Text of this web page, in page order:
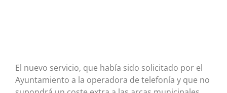
El nuevo servicio, que había sido solicitado por el
Ayuntamiento a la operadora de telefonía y que no